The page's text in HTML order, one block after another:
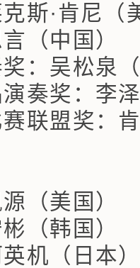
斯·肯尼（
（中国）
：吴松泉
奏奖：李
联盟奖：
（美国）
（韩国）
机（日本